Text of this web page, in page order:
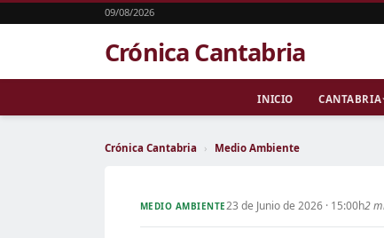
09/08/2026
Crónica Cantabria
INICIO CANTABRIA
Crónica Cantabria › Medio Ambiente
MEDIO AMBIENTE23 de Junio de 2026 · 15:00h2